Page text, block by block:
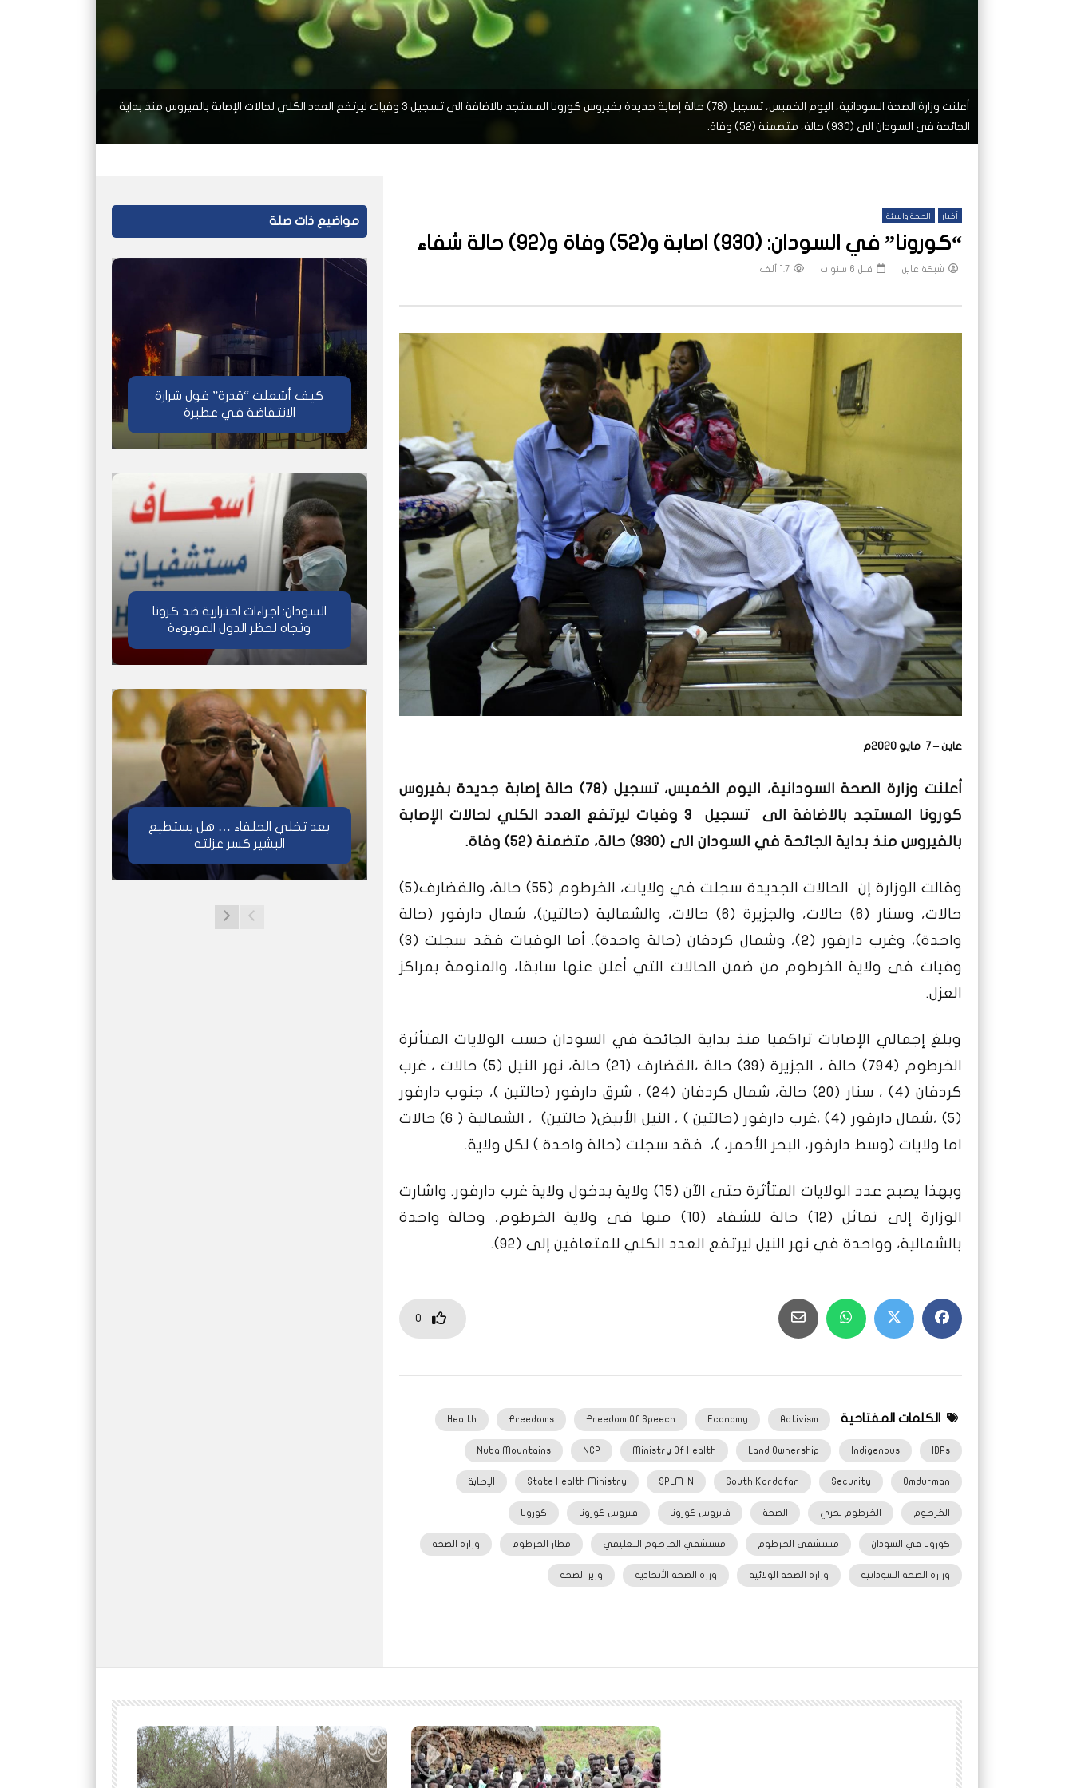
أعلنت وزارة الصحة السودانية، اليوم الخميس، تسجيل (78) حالة إصابة جديدة بفيروس كورونا المستجد بالاضافة الى تسجيل 3 وفيات ليرتفع العدد الكلي لحالات الإصابة بالفيروس منذ بداية
الجائحة في السودان الى (930) حالة، متضمنة (52) وفاة.
أخبار الصحة والبيئة
“كورونا” في السودان: (930) اصابة و(52) وفاة و(92) حالة شفاء
شبكة عاين قبل 6 سنوات 1.7 ألف
عاين – 7 مايو 2020م
أعلنت وزارة الصحة السودانية، اليوم الخميس، تسجيل (78) حالة إصابة جديدة بفيروس
كورونا المستجد بالاضافة الى تسجيل 3 وفيات ليرتفع العدد الكلي لحالات الإصابة
بالفيروس منذ بداية الجائحة في السودان الى (930) حالة، متضمنة (52) وفاة.
وقالت الوزارة إن الحالات الجديدة سجلت في ولايات، الخرطوم (55) حالة، والقضارف(5)
حالات، وسنار (6) حالات، والجزيرة (6) حالات، والشمالية (حالتين)، شمال دارفور (حالة
واحدة)، وغرب دارفور (2)، وشمال كردفان (حالة واحدة). أما الوفيات فقد سجلت (3)
وفيات فى ولاية الخرطوم من ضمن الحالات التي أعلن عنها سابقا، والمنومة بمراكز
العزل.
وبلغ إجمالي الإصابات تراكميا منذ بداية الجائحة في السودان حسب الولايات المتأثرة
الخرطوم (794) حالة ، الجزيرة (39) حالة ،القضارف (21) حالة، نهر النيل (5) حالات ، غرب
كردفان (4) ، سنار (20) حالة، شمال كردفان (24) ، شرق دارفور (حالتين )، جنوب دارفور
(5) ،شمال دارفور (4) ،غرب دارفور (حالتين ) ، النيل الأبيض( حالتين) ، الشمالية ( 6) حالات
اما ولايات (وسط دارفور، البحر الأحمر، )، فقد سجلت (حالة واحدة ) لكل ولاية.
وبهذا يصبح عدد الولايات المتأثرة حتى الآن (15) ولاية بدخول ولاية غرب دارفور.
واشارت
الوزارة إلى تماثل (12) حالة للشفاء (10) منها فى ولاية الخرطوم، وحالة واحدة
بالشمالية، وواحدة في نهر النيل ليرتفع العدد الكلي للمتعافين إلى (92).
0
الكلمات المفتاحية Activism
Economy
Freedom Of Speech
Freedoms
Health
IDPs
Indigenous
Land Ownership
Ministry Of Health
NCP
Nuba Mountains
Omdurman
Security
South Kordofan
SPLM-N
State Health Ministry الإصابة
الخرطوم الخرطوم بحري الصحة فايروس كورونا فيروس كورونا كورونا
كورونا في السودان مستشفى الخرطوم مستشفي الخرطوم التعليمي مطار الخرطوم وزارة الصحة
وزارة الصحة السودانية وزارة الصحة الولائية وزرة الصحة الأتحادية وزير الصحة
مواضيع ذات صلة
كيف أشعلت “قدرة” فول شرارة
الانتفاضة في عطبرة
السودان: اجراءات احترازية ضد كرونا
وتجاه لحظر الدول الموبوءة
بعد تخلي الحلفاء … هل يستطيع
البشير كسر عزلته